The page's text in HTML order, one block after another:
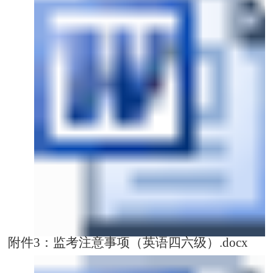
附件3：监考注意事项（英语四六级）.docx